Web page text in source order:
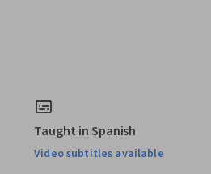
Taught in Spanish
Video subtitles available